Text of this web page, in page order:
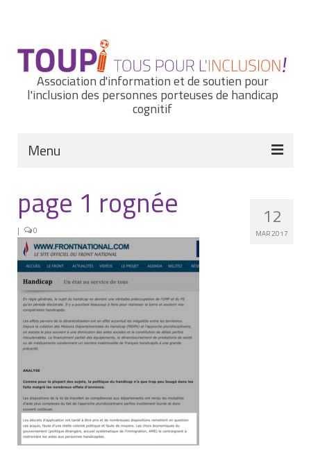
Association d'information et de soutien pour
l'inclusion des personnes porteuses de handicap
cognitif
Menu
Nous connaître
Notre histoire
Nos missions et nos valeurs
Notre équipe
Nous contacter
Nos livres
Nos livres adaptés
Soins bucco-dentaires
12
MAR 2017
page 1 rognée
| 0